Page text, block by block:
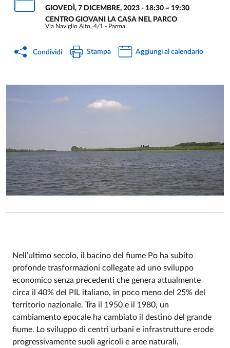
GIOVEDÌ, 7 DICEMBRE, 2023 - 18:30 ~ 19:30
CENTRO GIOVANI LA CASA NEL PARCO
Via Naviglio Alto, 4/1 - Parma
Condividi Stampa Aggiungi al calendario
Event description
Nell’ultimo secolo, il bacino del fiume Po ha subito
profonde trasformazioni collegate ad uno sviluppo
economico senza precedenti che genera attualmente
circa il 40% del PIL italiano, in poco meno del 25% del
territorio nazionale. Tra il 1950 e il 1980, un
cambiamento epocale ha cambiato il destino del grande
fiume. Lo sviluppo di centri urbani e infrastrutture erode
progressivamente suoli agricoli e aree naturali,